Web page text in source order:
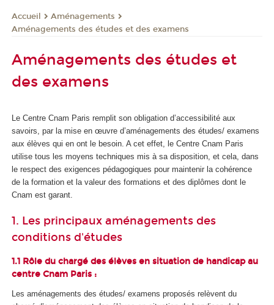
Accueil
Aménagements
Aménagements des études et des examens
Aménagements des études et
des examens
Le Centre Cnam Paris remplit son obligation d’accessibilité aux
savoirs, par la mise en œuvre d’aménagements des études/ examens
aux élèves qui en ont le besoin. A cet effet, le Centre Cnam Paris
utilise tous les moyens techniques mis à sa disposition, et cela, dans
le respect des exigences pédagogiques pour maintenir la cohérence
de la formation et la valeur des formations et des diplômes dont le
Cnam est garant.
1. Les principaux aménagements des
conditions d'études
1.1 Rôle du chargé des élèves en situation de handicap au
centre Cnam Paris :
Les aménagements des études/ examens proposés relèvent du